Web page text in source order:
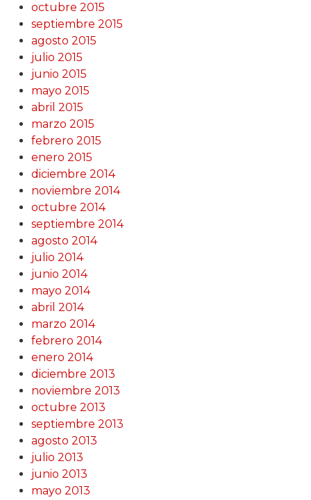
octubre 2015
septiembre 2015
agosto 2015
julio 2015
junio 2015
mayo 2015
abril 2015
marzo 2015
febrero 2015
enero 2015
diciembre 2014
noviembre 2014
octubre 2014
septiembre 2014
agosto 2014
julio 2014
junio 2014
mayo 2014
abril 2014
marzo 2014
febrero 2014
enero 2014
diciembre 2013
noviembre 2013
octubre 2013
septiembre 2013
agosto 2013
julio 2013
junio 2013
mayo 2013